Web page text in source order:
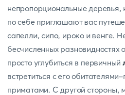
непропорциональные деревья,
по себе приглашают вас
сапелли, сипо, ироко и венге.
бесчисленных разновидностях
просто углубиться в первичный
встретиться с его
приматами. С другой стороны,